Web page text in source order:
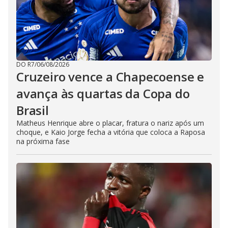
DO R7/06/08/2026
Cruzeiro vence a Chapecoense e
avança às quartas da Copa do
Brasil
Matheus Henrique abre o placar, fratura o nariz após um
choque, e Kaio Jorge fecha a vitória que coloca a Raposa
na próxima fase